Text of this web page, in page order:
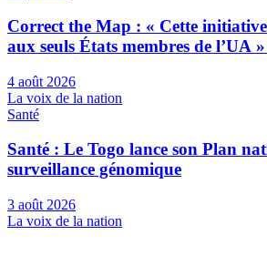
Correct the Map : « Cette
aux seuls États membres de l’UA
4 août 2026
La voix de la nation
Santé
Santé : Le Togo lance son Plan
surveillance génomique
3 août 2026
La voix de la nation